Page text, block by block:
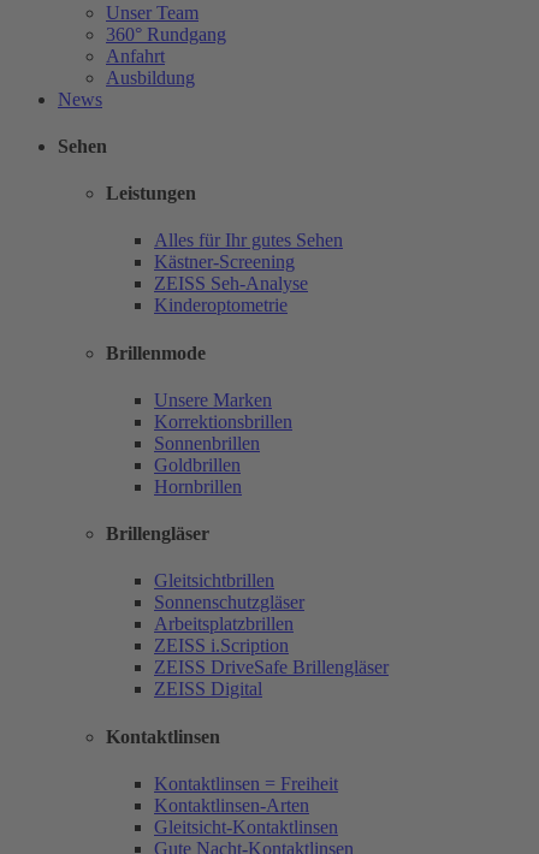
Unser Team
360° Rundgang
Anfahrt
Ausbildung
News
Sehen
Leistungen
Alles für Ihr gutes Sehen
Kästner-Screening
ZEISS Seh-Analyse
Kinderoptometrie
Brillenmode
Unsere Marken
Korrektionsbrillen
Sonnenbrillen
Goldbrillen
Hornbrillen
Brillengläser
Gleitsichtbrillen
Sonnenschutzgläser
Arbeitsplatzbrillen
ZEISS i.Scription
ZEISS DriveSafe Brillengläser
ZEISS Digital
Kontaktlinsen
Kontaktlinsen = Freiheit
Kontaktlinsen-Arten
Gleitsicht-Kontaktlinsen
Gute Nacht-Kontaktlinsen